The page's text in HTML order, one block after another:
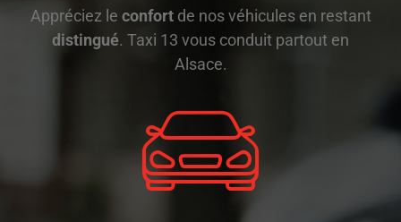
Appréciez le confortde nos véhicules en restant
distingué. Taxi 13 vous conduit partout en
Alsace.